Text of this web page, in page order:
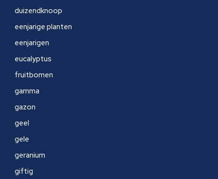
duizendknoop
eenjarige planten
eenjarigen
eucalyptus
fruitbomen
gamma
gazon
geel
gele
geranium
giftig